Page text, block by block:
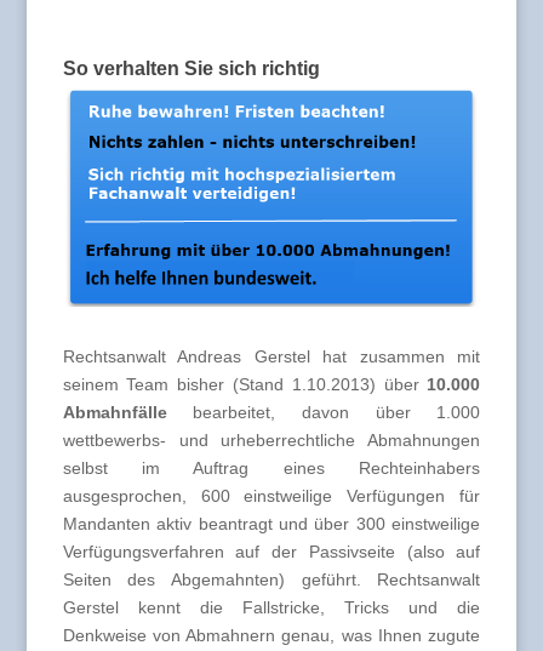
So verhalten Sie sich richtig
Rechtsanwalt Andreas Gerstel hat zusammen mit
seinem Team bisher (Stand 1.10.2013) über 10.000
Abmahnfällebearbeitet, davon über 1.000
wettbewerbs- und urheberrechtliche Abmahnungen
selbst im Auftrag eines Rechteinhabers
ausgesprochen, 600 einstweilige Verfügungen für
Mandanten aktiv beantragt und über 300 einstweilige
Verfügungsverfahren auf der Passivseite (also auf
Seiten des Abgemahnten) geführt. Rechtsanwalt
Gerstel kennt die Fallstricke, Tricks und die
Denkweise von Abmahnern genau, was Ihnen zugute